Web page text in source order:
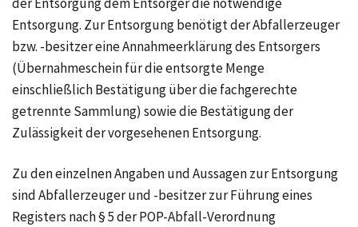
Entsorgung. Zur Entsorgung benötigt der Abfallerzeuger
bzw. -besitzer eine Annahmeerklärung des Entsorgers
(Übernahmeschein für die entsorgte Menge
einschließlich Bestätigung über die fachgerechte
getrennte Sammlung) sowie die Bestätigung der
Zulässigkeit der vorgesehenen Entsorgung.
Zu den einzelnen Angaben und Aussagen zur Entsorgung
sind Abfallerzeuger und -besitzer zur Führung eines
Registers nach § 5 der POP-Abfall-Verordnung